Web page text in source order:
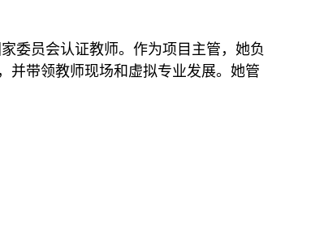
员会认证教师。作为项目主管，她负
并带领教师现场和虚拟专业发展。她管